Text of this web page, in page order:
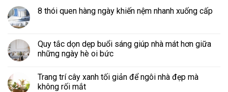
8 thói quen hàng ngày khiến nệm nhanh xuống cấp
Quy tắc dọn dẹp buổi sáng giúp nhà mát hơn giữa
những ngày hè oi bức
Trang trí cây xanh tối giản để ngôi nhà đẹp mà
không rối mắt